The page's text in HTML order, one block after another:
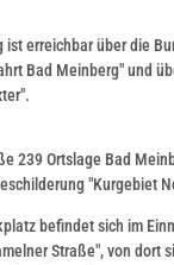
ist erreichbar über die
Bad Meinberg" und
239 Ortslage Bad
"Kurgebiet
befindet sich im
Straße", von dort